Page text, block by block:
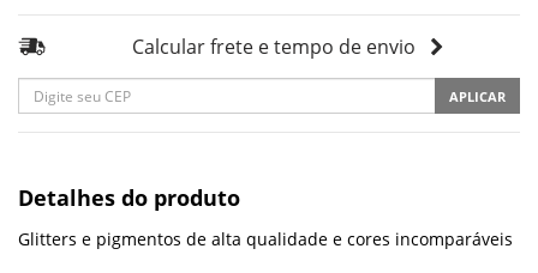
Calcular frete e tempo de envio
APLICAR
Detalhes do produto
Glitters e pigmentos de alta qualidade e cores incomparáveis